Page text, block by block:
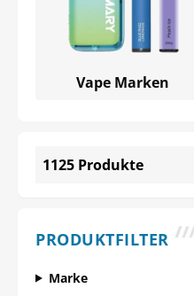
Vape Marken
1125 Produkte
PRODUKTFILTER
Marke